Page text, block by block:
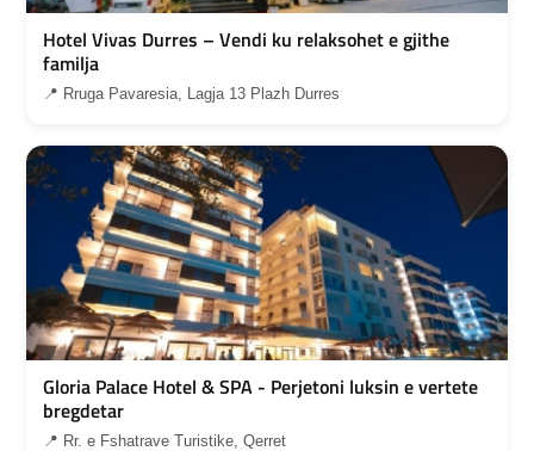
Hotel Vivas Durres – Vendi ku relaksohet e gjithe
familja
📍 Rruga Pavaresia, Lagja 13 Plazh Durres
Gloria Palace Hotel & SPA - Perjetoni luksin e vertete
bregdetar
📍 Rr. e Fshatrave Turistike, Qerret